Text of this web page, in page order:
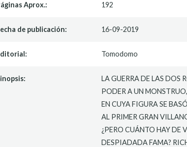
Aprox.: 192
de publicación: 16-09-2019
Tomodomo
LA GUERRA DE LAS DOS
PODER A UN
EN CUYA FIGURA SE
AL PRIMER GRAN
¿PERO CUÁNTO HAY DE
DESPIADADA FAMA?